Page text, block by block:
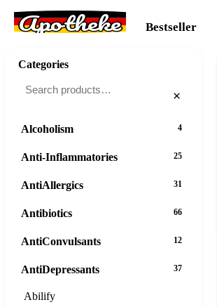
Apotheke Bestseller
Categories
×
Alcoholism 4
Anti-Inflammatories 25
AntiAllergics 31
Antibiotics 66
AntiConvulsants 12
AntiDepressants 37
Abilify